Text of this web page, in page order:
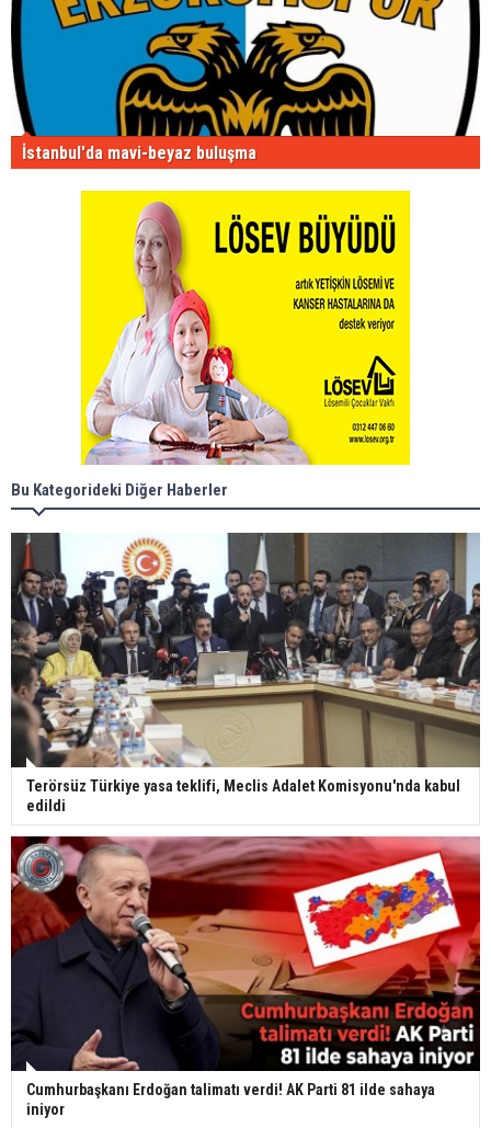
İstanbul'da mavi-beyaz buluşma
Bu Kategorideki Diğer Haberler
Terörsüz Türkiye yasa teklifi, Meclis Adalet Komisyonu'nda kabul
edildi
Cumhurbaşkanı Erdoğan talimatı verdi! AK Parti 81 ilde sahaya
iniyor